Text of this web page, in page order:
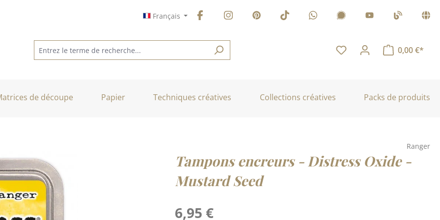
Français
0,00 €*
de découpe Papier Techniques créatives Collections créatives Packs de produits
Ranger
Tampons encreurs - Distress Oxide -
Mustard Seed
Prix régulier :
6,95 €